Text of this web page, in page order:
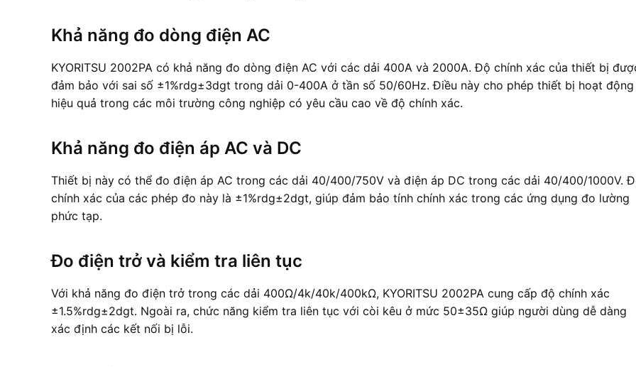
Khả năng đo dòng điện AC
KYORITSU 2002PA có khả năng đo dòng điện AC với các dải 400A và 2000A. Độ chính xác của thiết bị
đảm bảo với sai số ±1%rdg±3dgt trong dải 0-400A ở tần số 50/60Hz. Điều này cho phép thiết bị hoạt động
hiệu quả trong các môi trường công nghiệp có yêu cầu cao về độ chính xác.
Khả năng đo điện áp AC và DC
Thiết bị này có thể đo điện áp AC trong các dải 40/400/750V và điện áp DC trong các dải 40/400/1000V.
chính xác của các phép đo này là ±1%rdg±2dgt, giúp đảm bảo tính chính xác trong các ứng dụng đo lường
phức tạp.
Đo điện trở và kiểm tra liên tục
Với khả năng đo điện trở trong các dải 400Ω/4k/40k/400kΩ, KYORITSU 2002PA cung cấp độ chính xác
±1.5%rdg±2dgt. Ngoài ra, chức năng kiểm tra liên tục với còi kêu ở mức 50±35Ω giúp người dùng dễ dàng
xác định các kết nối bị lỗi.